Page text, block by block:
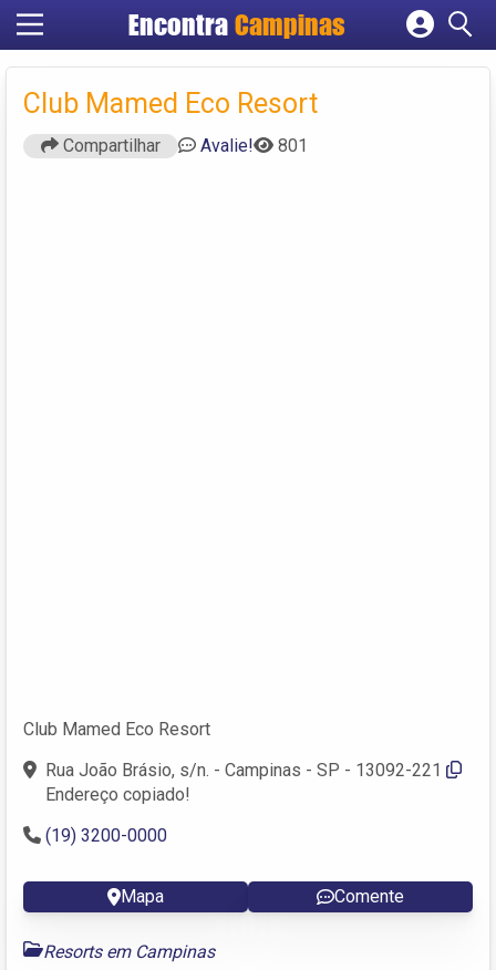
Encontra Campinas
Cadastrar empresa
Criar conta
Club Mamed Eco Resort
Compartilhar Avalie! 801
Club Mamed Eco Resort
Rua João Brásio, s/n. - Campinas - SP - 13092-221
Endereço copiado!
(19) 3200-0000
Mapa Comente
Resorts em Campinas